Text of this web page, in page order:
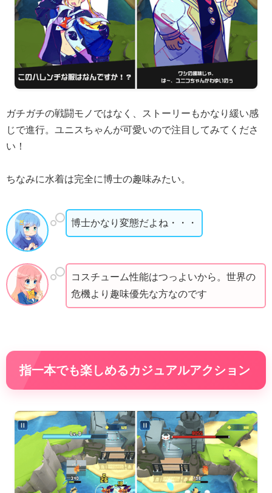
ガチガチの戦闘モノではなく、ストーリーもかなり緩い感
じで進行。ユニスちゃんが可愛いので注目してみてくださ
い！
ちなみに水着は完全に博士の趣味みたい。
博士かなり変態だよね・・・
コスチューム性能はつっよいから。世界の
危機より趣味優先な方なのです
指一本でも楽しめるカジュアルアクション